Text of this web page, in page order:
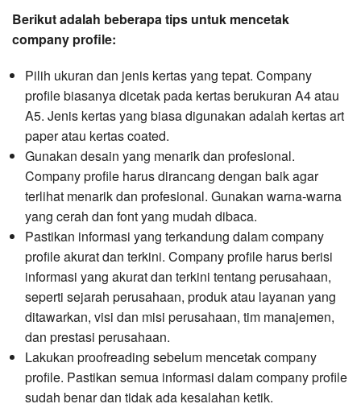
Berikut adalah beberapa tips untuk mencetak
company profile:
Pilih ukuran dan jenis kertas yang tepat. Company
profile biasanya dicetak pada kertas berukuran A4 atau
A5. Jenis kertas yang biasa digunakan adalah kertas art
paper atau kertas coated.
Gunakan desain yang menarik dan profesional.
Company profile harus dirancang dengan baik agar
terlihat menarik dan profesional. Gunakan warna-warna
yang cerah dan font yang mudah dibaca.
Pastikan informasi yang terkandung dalam company
profile akurat dan terkini. Company profile harus berisi
informasi yang akurat dan terkini tentang perusahaan,
seperti sejarah perusahaan, produk atau layanan yang
ditawarkan, visi dan misi perusahaan, tim manajemen,
dan prestasi perusahaan.
Lakukan proofreading sebelum mencetak company
profile. Pastikan semua informasi dalam company profile
sudah benar dan tidak ada kesalahan ketik.